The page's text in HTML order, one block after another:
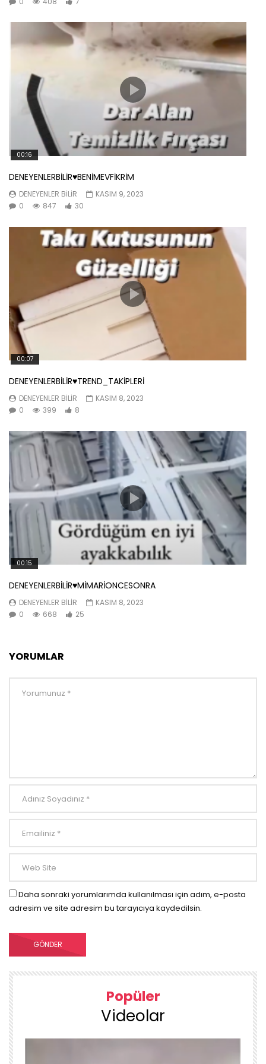
00:16
DENEYENLERBİLİR♥️BENİMEVFİKRİM
DENEYENLER BILIR
KASIM 9, 2023
0
847 30
00:07
DENEYENLERBİLİR♥️TREND_TAKİPLERİ
DENEYENLER BILIR
KASIM 8, 2023
0
399 8
00:15
DENEYENLERBİLİR♥️MİMARİONCESONRA
DENEYENLER BILIR
KASIM 8, 2023
0
668 25
YORUMLAR
Daha sonraki yorumlarımda kullanılması için adım, e-posta
adresim ve site adresim bu tarayıcıya kaydedilsin.
Popüler
Videolar